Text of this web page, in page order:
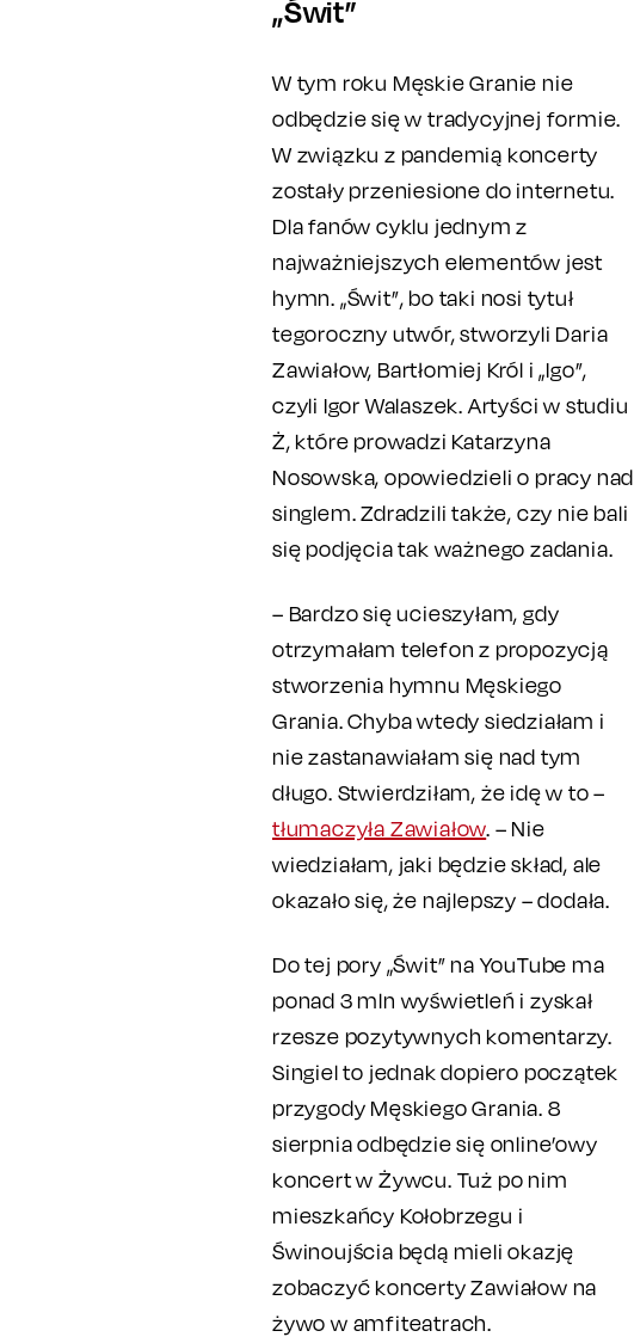
„Świt”
W tym roku Męskie Granie nie
odbędzie się w tradycyjnej formie.
W związku z pandemią koncerty
zostały przeniesione do internetu.
Dla fanów cyklu jednym z
najważniejszych elementów jest
hymn. „Świt”, bo taki nosi tytuł
tegoroczny utwór, stworzyli Daria
Zawiałow, Bartłomiej Król i „Igo”,
czyli Igor Walaszek. Artyści w studiu
Ż, które prowadzi Katarzyna
Nosowska, opowiedzieli o pracy nad
singlem. Zdradzili także, czy nie bali
się podjęcia tak ważnego zadania.
– Bardzo się ucieszyłam, gdy
otrzymałam telefon z propozycją
stworzenia hymnu Męskiego
Grania. Chyba wtedy siedziałam i
nie zastanawiałam się nad tym
długo. Stwierdziłam, że idę w to –
tłumaczyła Zawiałow. – Nie
wiedziałam, jaki będzie skład, ale
okazało się, że najlepszy – dodała.
Do tej pory „Świt” na YouTube ma
ponad 3 mln wyświetleń i zyskał
rzesze pozytywnych komentarzy.
Singiel to jednak dopiero początek
przygody Męskiego Grania. 8
sierpnia odbędzie się online’owy
koncert w Żywcu. Tuż po nim
mieszkańcy Kołobrzegu i
Świnoujścia będą mieli okazję
zobaczyć koncerty Zawiałow na
żywo w amfiteatrach.